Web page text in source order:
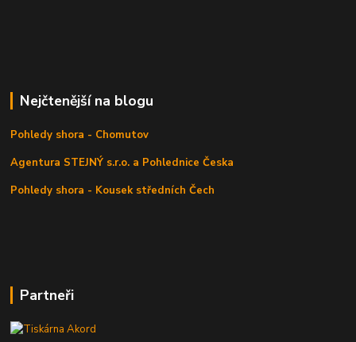
Nejčtenější na blogu
Pohledy shora - Chomutov
Agentura STEJNÝ s.r.o. a Pohlednice Česka
Pohledy shora - Kousek středních Čech
Partneři